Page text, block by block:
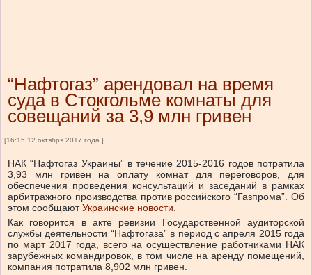
“Нафтогаз” арендовал на время
суда в Стокгольме комнаты для
совещаний за 3,9 млн гривен
[16:15 12 октября 2017 года ]
НАК “Нафтогаз Украины” в течение 2015-2016 годов потратила
3,93 млн гривен на оплату комнат для переговоров, для
обеспечения проведения консультаций и заседаний в рамках
арбитражного производства против российского “Газпрома”. Об
этом сообщаютУкраинские новости.
Как говорится в акте ревизии Государственной аудиторской
службы деятельности “Нафтогаза” в период с апреля 2015 года
по март 2017 года, всего на осуществление работниками НАК
зарубежных командировок, в том числе на аренду помещений,
компания потратила 8,902 млн гривен.